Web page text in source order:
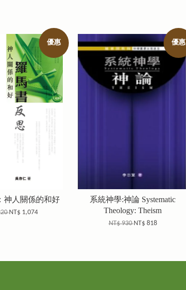
優惠
神人關係的和好
NT$ 1,074
優惠
系統神學:神論 Systematic
Theology: Theism
NT$ 930NT$ 818